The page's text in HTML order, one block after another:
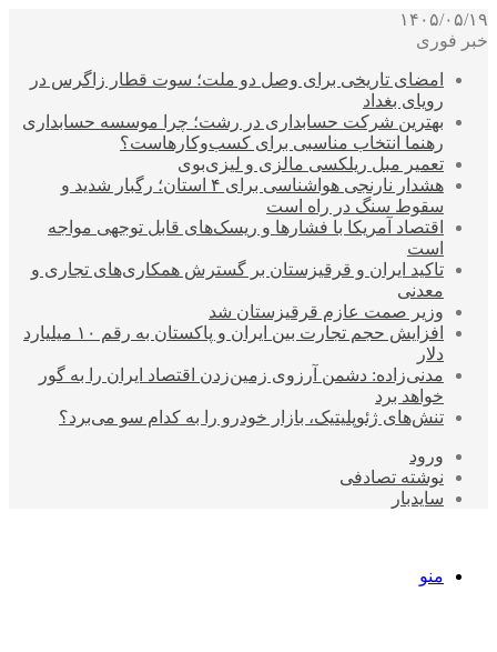
۱۴۰۵/۰۵/۱۹
خبر فوری
امضای تاریخی برای وصل دو ملت؛ سوت قطار زاگرس در
رویای بغداد
بهترین شرکت حسابداری در رشت؛ چرا موسسه حسابداری
رهنما انتخاب مناسبی برای کسب‌وکارهاست؟
تعمیر مبل ریلکسی مالزی و لیزی‌بوی
هشدار نارنجی هواشناسی برای ۴ استان؛ رگبار شدید و
سقوط سنگ در راه است
اقتصاد آمریکا با فشارها و ریسک‌های قابل توجهی مواجه
است
تاکید ایران و قرقیزستان بر گسترش همکاری‌های تجاری و
معدنی
وزیر صمت عازم قرقیزستان شد
افزایش حجم تجارت بین ایران و پاکستان به رقم ۱۰ میلیارد
دلار
مدنی‌زاده: دشمن آرزوی زمین‌زدن اقتصاد ایران را به گور
خواهد برد
تنش‌های ژئوپلیتیک، بازار خودرو را به کدام سو می‌برد؟
ورود
نوشته تصادفی
سایدبار
منو